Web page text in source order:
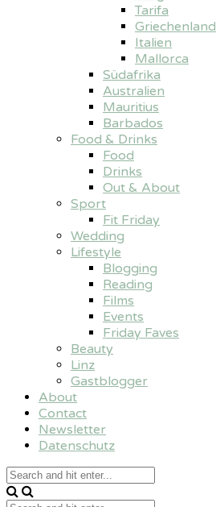
Tarifa
Griechenland
Italien
Mallorca
Südafrika
Australien
Mauritius
Barbados
Food & Drinks
Food
Drinks
Out & About
Sport
Fit Friday
Wedding
Lifestyle
Blogging
Reading
Films
Events
Friday Faves
Beauty
Linz
Gastblogger
About
Contact
Newsletter
Datenschutz